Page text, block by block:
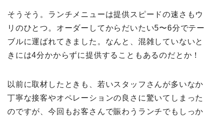
そうそう。ランチメニューは提供スピードの速さもウ
リのひとつ。オーダーしてからだいたい5〜6分でテー
ブルに運ばれてきました。なんと、混雑していないと
きには4分かからずに提供することもあるのだとか！
以前に取材したときも、若いスタッフさんが多いなか
丁寧な接客やオペレーションの良さに驚いてしまった
のですが、今回もお客さんで賑わうランチでもしっか